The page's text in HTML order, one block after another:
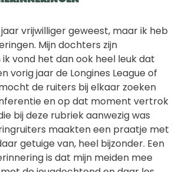
vrijwilliger geweest, maar ik heb
Mijn dochters zijn
vond het dan ook heel leuk dat
vorig jaar de Longines League of
de ruiters bij elkaar zoeken
en op dat moment vertrok
bij deze rubriek aanwezig was
maakten een praatje met
getuige van, heel bijzonder. Een
is dat mijn meiden mee